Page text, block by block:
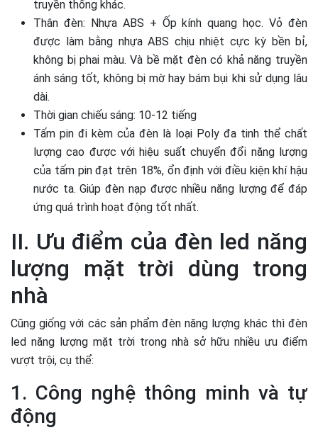
truyền thống khác.
Thân đèn: Nhựa ABS + Ốp kính quang học. Vỏ đèn
được làm bằng nhựa ABS chịu nhiệt cực kỳ bền bỉ,
không bị phai màu. Và bề mặt đèn có khả năng truyền
ánh sáng tốt, không bị mờ hay bám bụi khi sử dụng lâu
dài.
Thời gian chiếu sáng: 10-12 tiếng
Tấm pin đi kèm của đèn là loại Poly đa tinh thể chất
lượng cao được với hiệu suất chuyển đổi năng lượng
của tấm pin đạt trên 18%, ổn định với điều kiện khí hậu
nước ta. Giúp đèn nạp được nhiều năng lượng để đáp
ứng quá trình hoạt động tốt nhất.
II. Ưu điểm của đèn led năng
lượng mặt trời dùng trong
nhà
Cũng giống với các sản phẩm đèn năng lượng khác thì đèn
led năng lượng mặt trời trong nhà sở hữu nhiều ưu điểm
vượt trội, cụ thể:
1. Công nghệ thông minh và tự
động